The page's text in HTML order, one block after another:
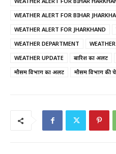
WEATHER ALERT FOR BIHAR
WEATHER ALERT FOR JHARKHAND
WEATHER DEPARTMENT
WEATHER UPDATE
बारिश का अलर्ट
मौसम विभाग का अलर्ट
मौसम विभाग की